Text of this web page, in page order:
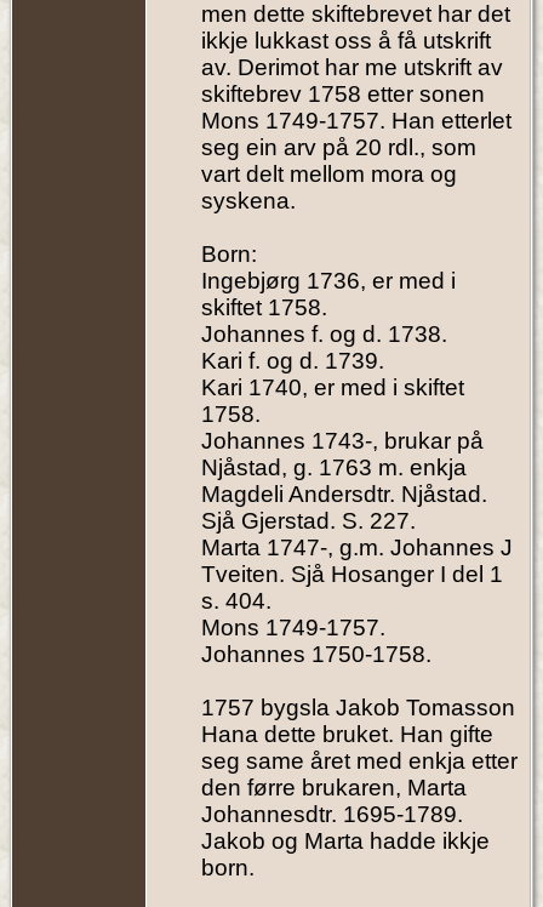
men dette skiftebrevet har det
ikkje lukkast oss å få utskrift
av. Derimot har me utskrift av
skiftebrev 1758 etter sonen
Mons 1749-1757. Han etterlet
seg ein arv på 20 rdl., som
vart delt mellom mora og
syskena.
Born:
Ingebjørg 1736, er med i
skiftet 1758.
Johannes f. og d. 1738.
Kari f. og d. 1739.
Kari 1740, er med i skiftet
1758.
Johannes 1743-, brukar på
Njåstad, g. 1763 m. enkja
Magdeli Andersdtr. Njåstad.
Sjå Gjerstad. S. 227.
Marta 1747-, g.m. Johannes J
Tveiten. Sjå Hosanger I del 1
s. 404.
Mons 1749-1757.
Johannes 1750-1758.
1757 bygsla Jakob Tomasson
Hana dette bruket. Han gifte
seg same året med enkja etter
den førre brukaren, Marta
Johannesdtr. 1695-1789.
Jakob og Marta hadde ikkje
born.